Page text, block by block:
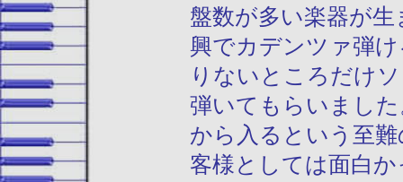
盤数が多い楽器が
興でカデンツァ弾
りないところだけ
弾いてもらいまし
から入るという至
客様としては面白